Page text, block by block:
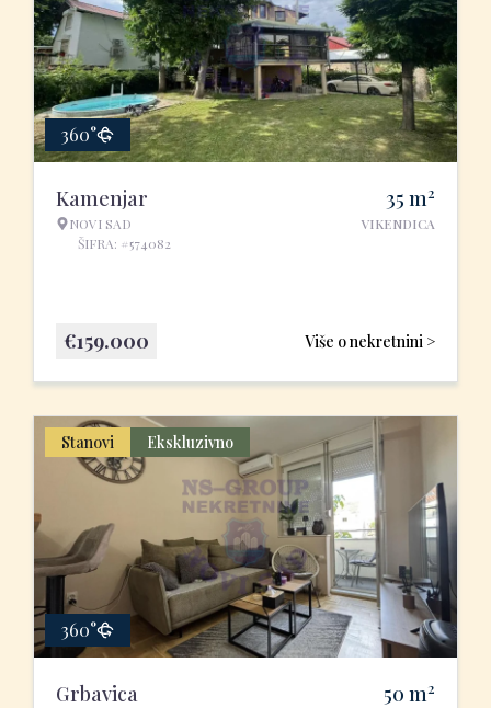
360°
Kamenjar
NOVI SAD
ŠIFRA: #574082
35 m2
VIKENDICA
Više o nekretnini >
€159.000
Stanovi Ekskluzivno
360°
Grbavica 50 m2